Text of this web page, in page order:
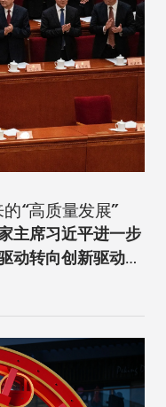
“高质量发展”
主席习近平进一步
动转向创新驱动的